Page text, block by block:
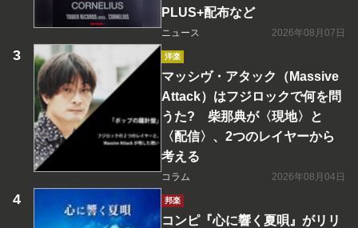
PLUS+配布など
ニュース 2026年08月07日
洋楽
マッシヴ・アタック（Massive
Attack）はフジロックで何を問
うた? 柴那典が〈現地〉と
〈配信〉、2つのレイヤーから
考える
コラム 2026年08月04日
邦楽
コンピ『心に響く夏唄』がリリ